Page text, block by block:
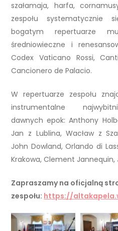
szałamaja, harfa,
zespołu systematycznie
bogatym repertuarze
średniowieczne i
Codex Vaticano Rossi,
Cancionero de Palacio.
W repertuarze zespołu
instrumentalne
dawnych epok: Anthony
Jan z Lublina, Wacław z
John Dowland, Orlando di
Krakowa, Clement Jannequin,
Zapraszamy na oficjalną
zespołu: https://